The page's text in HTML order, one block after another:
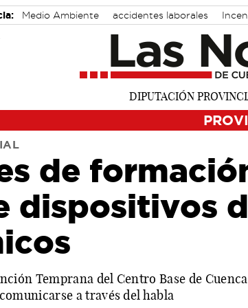
Medio Ambiente accidentes laborales
de
dispositivos
Temprana del Centro Base de
a través del habla